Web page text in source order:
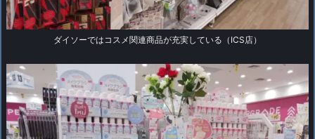
ダイソーではコスメ関連商品が充実している（ICS店）